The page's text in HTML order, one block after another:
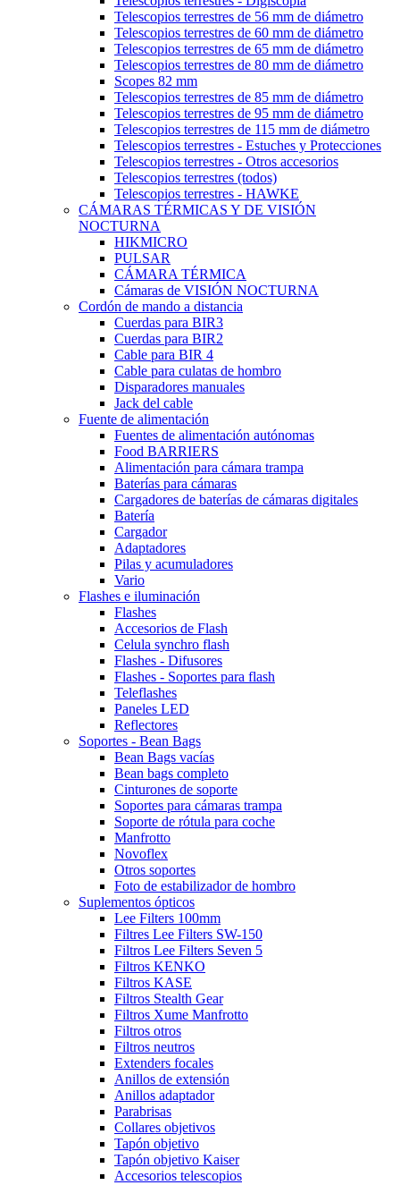
Telescopios terrestres de 56 mm de diámetro
Telescopios terrestres de 60 mm de diámetro
Telescopios terrestres de 65 mm de diámetro
Telescopios terrestres de 80 mm de diámetro
Scopes 82 mm
Telescopios terrestres de 85 mm de diámetro
Telescopios terrestres de 95 mm de diámetro
Telescopios terrestres de 115 mm de diámetro
Telescopios terrestres - Estuches y Protecciones
Telescopios terrestres - Otros accesorios
Telescopios terrestres (todos)
Telescopios terrestres - HAWKE
CÁMARAS TÉRMICAS Y DE VISIÓN
NOCTURNA
HIKMICRO
PULSAR
CÁMARA TÉRMICA
Cámaras de VISIÓN NOCTURNA
Cordón de mando a distancia
Cuerdas para BIR3
Cuerdas para BIR2
Cable para BIR 4
Cable para culatas de hombro
Disparadores manuales
Jack del cable
Fuente de alimentación
Fuentes de alimentación autónomas
Food BARRIERS
Alimentación para cámara trampa
Baterías para cámaras
Cargadores de baterías de cámaras digitales
Batería
Cargador
Adaptadores
Pilas y acumuladores
Vario
Flashes e iluminación
Flashes
Accesorios de Flash
Celula synchro flash
Flashes - Difusores
Flashes - Soportes para flash
Teleflashes
Paneles LED
Reflectores
Soportes - Bean Bags
Bean Bags vacías
Bean bags completo
Cinturones de soporte
Soportes para cámaras trampa
Soporte de rótula para coche
Manfrotto
Novoflex
Otros soportes
Foto de estabilizador de hombro
Suplementos ópticos
Lee Filters 100mm
Filtres Lee Filters SW-150
Filtros Lee Filters Seven 5
Filtros KENKO
Filtros KASE
Filtros Stealth Gear
Filtros Xume Manfrotto
Filtros otros
Filtros neutros
Extenders focales
Anillos de extensión
Anillos adaptador
Parabrisas
Collares objetivos
Tapón objetivo
Tapón objetivo Kaiser
Accesorios telescopios